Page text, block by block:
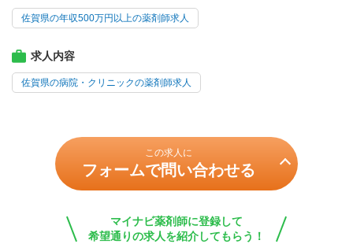
佐賀県の年収500万円以上の薬剤師求人
求人内容
佐賀県の病院・クリニックの薬剤師求人
この求人に
フォームで問い合わせる
マイナビ薬剤師に登録して
希望通りの求人を紹介してもらう！